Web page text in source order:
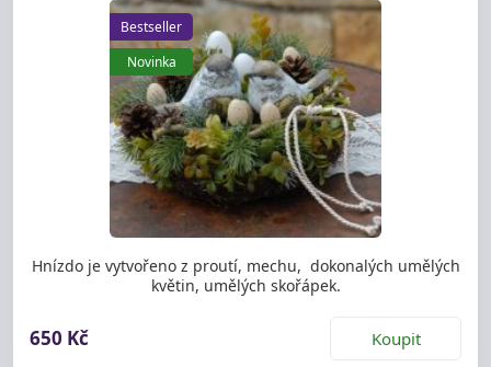
Bestseller
Novinka
Hnízdo je vytvořeno z proutí, mechu, dokonalých umělých
květin, umělých skořápek.
650 Kč Koupit